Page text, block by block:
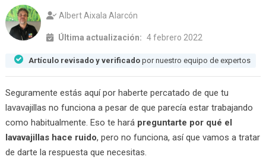
Albert Aixala Alarcón
Última actualización: 4 febrero 2022
Artículo revisado y verificado por nuestro equipo de expertos
Seguramente estás aquí por haberte percatado de que tu
lavavajillas no funciona a pesar de que parecía estar trabajando
como habitualmente. Eso te hará preguntarte por qué el
lavavajillas hace ruido, pero no funciona, así que vamos a tratar
de darte la respuesta que necesitas.